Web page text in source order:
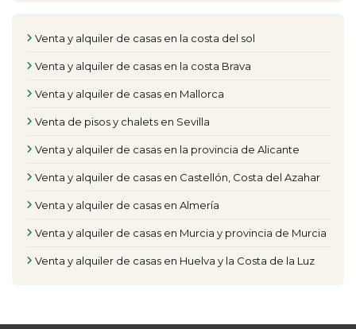
Venta y alquiler de casas en la costa del sol
Venta y alquiler de casas en la costa Brava
Venta y alquiler de casas en Mallorca
Venta de pisos y chalets en Sevilla
Venta y alquiler de casas en la provincia de Alicante
Venta y alquiler de casas en Castellón, Costa del Azahar
Venta y alquiler de casas en Almería
Venta y alquiler de casas en Murcia y provincia de Murcia
Venta y alquiler de casas en Huelva y la Costa de la Luz